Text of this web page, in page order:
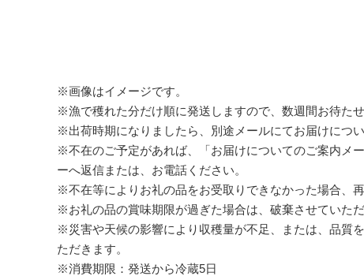
※画像はイメージです。
※漁で穫れた分だけ順に発送しますので、数週間お待た
※出荷時期になりましたら、別途メールにてお届けにつ
※不在のご予定があれば、「お届けについてのご案内メ
ーへ返信または、お電話ください。
※不在等によりお礼の品をお受取りできなかった場合、再
※お礼の品の賞味期限が過ぎた場合は、破棄させていただ
※災害や天候の影響により収穫量が不足、または、品質
ただきます。
※消費期限：発送から冷蔵5日